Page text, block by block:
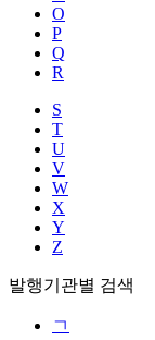
O
P
Q
R
S
T
U
V
W
X
Y
Z
발행기관별 검색
ㄱ